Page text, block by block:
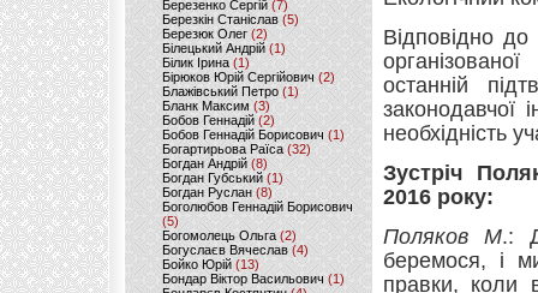
Березенко Сергій (7)
Березкін Станіслав (5)
Березюк Олег(2)
Білецький Андрій (1)
Білик Ірина (1)
Бірюков Юрій Сергійович (2)
Блажівський Петро (1)
Бланк Максим(3)
Бобов Геннадій (2)
Бобов Геннадій Борисович (1)
Богартирьова Раїса (32)
Богдан Андрій(8)
Богдан Губський (1)
Богдан Руслан(8)
Боголюбов Геннадій Борисович
(5)
Богомолець Ольга (2)
Богуслаєв Вячеслав (4)
Бойко Юрій (13)
Бондар Віктор Васильович (1)
Відповідно
останній
законодавчої
необхідність
Зустріч
2016 року:
Поляков М.:
беремося, і
правки, коли